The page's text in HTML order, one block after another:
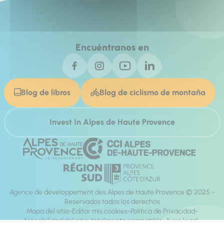
Encuéntranos en
Blog de libros Blog de ciclismo de montaña
Invest In Alpes de Haute Provence
Agence de développement des Alpes de Haute Provence © 2025 -
Reservados todos los derechos
Mapa del sitio Editar mis cookies Política de Privacidad
Accesibilidad del sitio: totalmente compatible Aviso legal